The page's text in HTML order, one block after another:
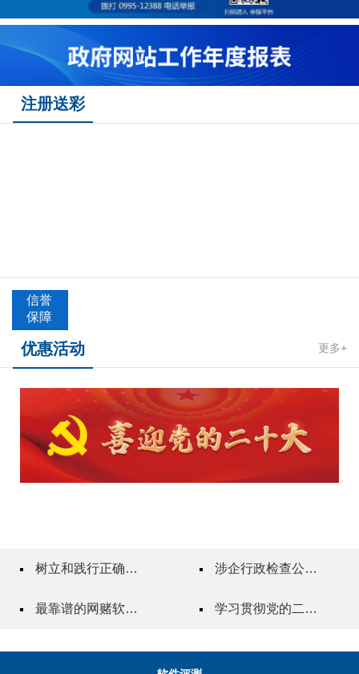
注册送彩
信誉
保障
优惠活动 更多+
树立和践行正确政绩观 涉企行政检查公示专栏
最靠谱的网赌软件"一站式"质量服务指导站 学习贯彻党的二十届三中全会精神